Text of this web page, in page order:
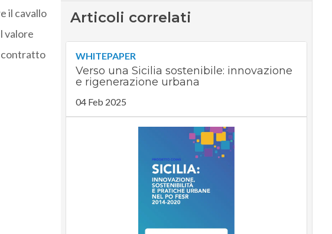
il cavallo
valore
contratto
Articoli correlati
WHITEPAPER
Verso una Sicilia sostenibile: innovazione
e rigenerazione urbana
04 Feb 2025